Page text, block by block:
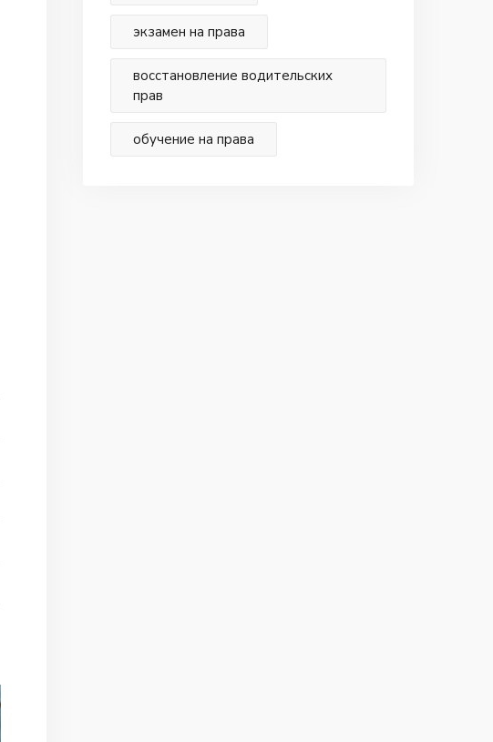
экзамен на права
восстановление водительских
прав
обучение на права